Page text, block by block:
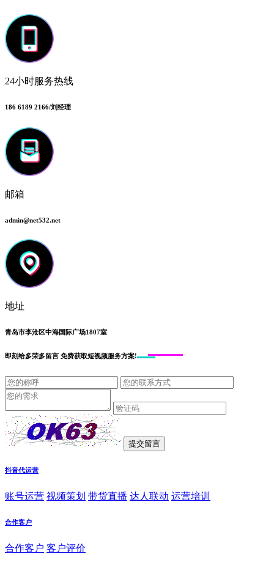
24小时服务热线
186 6189 2166/刘经理
邮箱
admin@net532.net
地址
青岛市李沧区中海国际广场1807室
即刻给多荣多留言 免费获取短视频服务方案!
抖音代运营
账号运营 视频策划 带货直播 达人联动 运营培训
合作客户
合作客户 客户评价